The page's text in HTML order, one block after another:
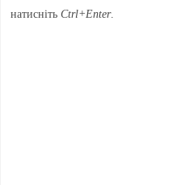
натиснітьCtrl+Enter.